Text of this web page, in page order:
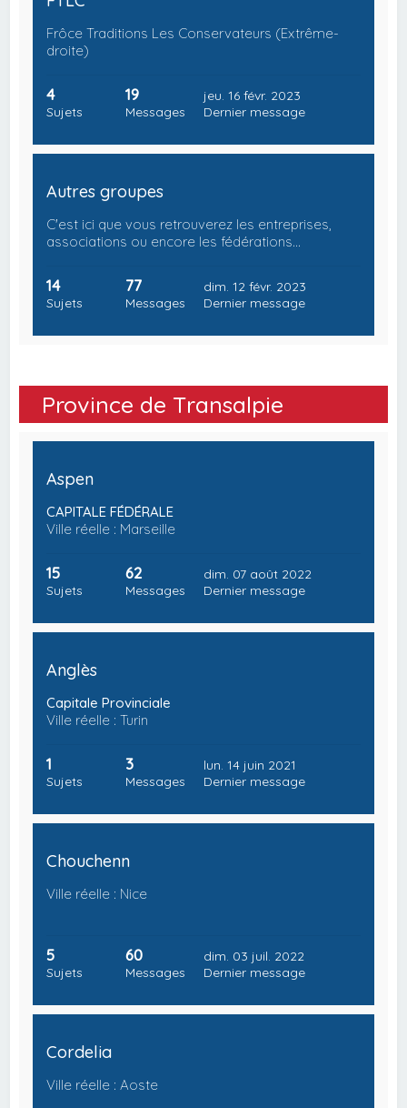
Frôce Traditions Les Conservateurs (Extrême-
droite)
4
Sujets
19
Messages
jeu. 16 févr. 2023
Dernier message
Autres groupes
C'est ici que vous retrouverez les entreprises,
associations ou encore les fédérations…
14
Sujets
77
Messages
dim. 12 févr. 2023
Dernier message
Province de Transalpie
Aspen
CAPITALE FÉDÉRALE
Ville réelle : Marseille
15
Sujets
62
Messages
dim. 07 août 2022
Dernier message
Anglès
Capitale Provinciale
Ville réelle : Turin
1
Sujets
3
Messages
lun. 14 juin 2021
Dernier message
Chouchenn
Ville réelle : Nice
5
Sujets
60
Messages
dim. 03 juil. 2022
Dernier message
Cordelia
Ville réelle : Aoste